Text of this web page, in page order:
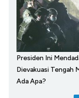
Presiden Ini
Dievakuasi Tengah
Ada Apa?